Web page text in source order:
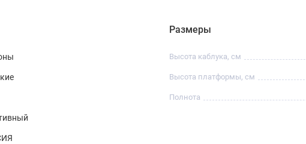
Размеры
Высота каблука, см
Высота платформы, см
Полнота